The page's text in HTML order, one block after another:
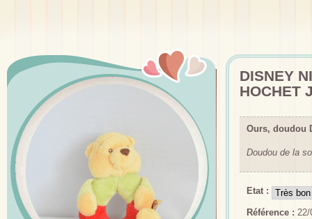
DISNEY
HOCHET
Ours, doudou
Doudou de la
Etat :
Référence : 22/